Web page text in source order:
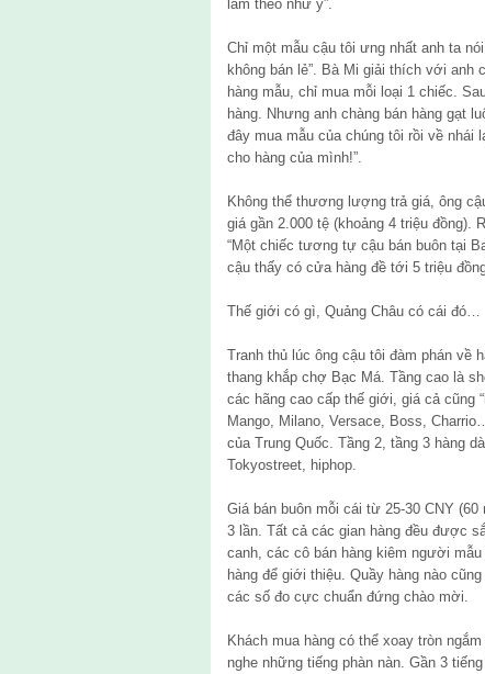
làm theo như ý”.
Chỉ một mẫu cậu tôi ưng nhất anh ta
không bán lẻ”. Bà Mi giải thích với anh
hàng mẫu, chỉ mua mỗi loại 1 chiếc.
hàng. Nhưng anh chàng bán hàng gạt
đây mua mẫu của chúng tôi rồi về nhái
cho hàng của mình!”.
Không thể thương lượng trả giá, ông
giá gần 2.000 tệ (khoảng 4 triệu đồng).
“Một chiếc tương tự cậu bán buôn tại
cậu thấy có cửa hàng đề tới 5 triệu
Thế giới có gì, Quảng Châu có cái đó…
Tranh thủ lúc ông cậu tôi đàm phán về
thang khắp chợ Bạc Má. Tầng cao là
các hãng cao cấp thế giới, giá cả cũng
Mango, Milano, Versace, Boss,
của Trung Quốc. Tầng 2, tầng 3 hàng
Tokyostreet, hiphop.
Giá bán buôn mỗi cái từ 25-30 CNY
3 lần. Tất cả các gian hàng đều được
canh, các cô bán hàng kiêm người
hàng để giới thiệu. Quầy hàng nào
các số đo cực chuẩn đứng chào mời.
Khách mua hàng có thể xoay tròn
nghe những tiếng phàn nàn. Gần 3